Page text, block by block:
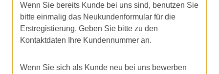
Wenn Sie bereits Kunde bei uns sind, benutzen Sie
bitte einmalig das Neukundenformular für die
Erstregistierung. Geben Sie bitte zu den
Kontaktdaten Ihre Kundennummer an.
Wenn Sie sich als Kunde neu bei uns bewerben